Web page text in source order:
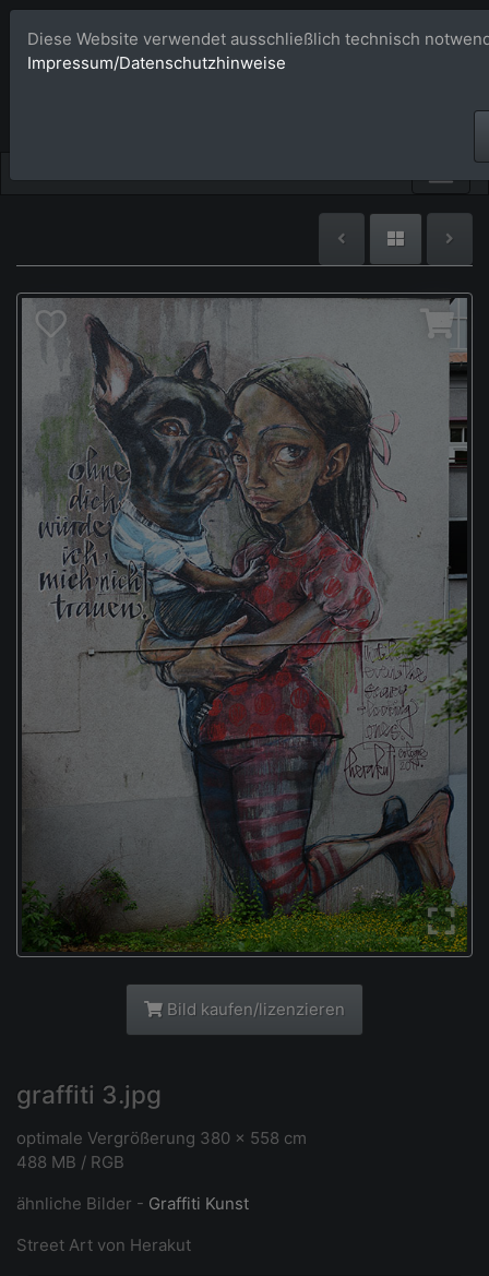
Bildagentur
Bild kaufen/lizenzieren
graffiti 3.jpg
optimale Vergrößerung 380 x 558 cm
488 MB / RGB
ähnliche Bilder - Graffiti Kunst
Street Art von Herakut
Diese Website verwendet ausschließlich technisch
Impressum/Datenschutzhinweise